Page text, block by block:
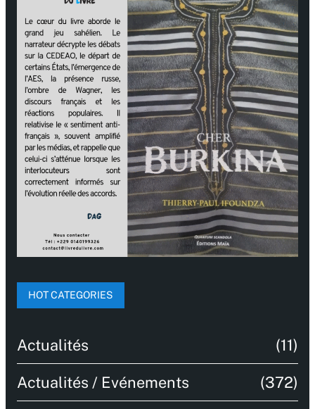
HOT CATEGORIES
Actualités (11)
Actualités / Evénements (372)